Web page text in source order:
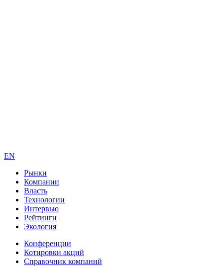
EN
Рынки
Компании
Власть
Технологии
Интервью
Рейтинги
Экология
Конференции
Котировки акций
Справочник компаний